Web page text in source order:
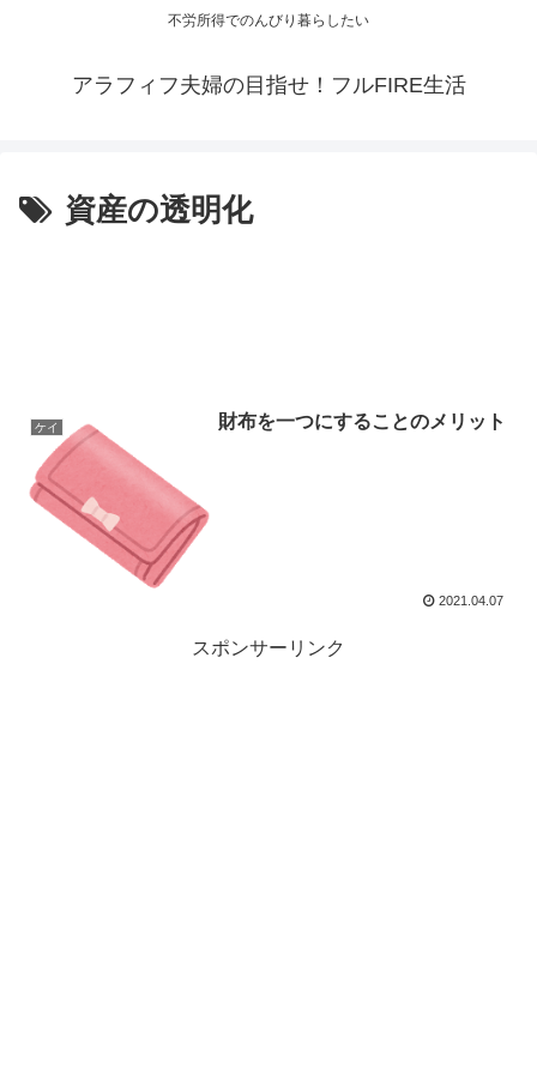
不労所得でのんびり暮らしたい
アラフィフ夫婦の目指せ！フルFIRE生活
資産の透明化
ケイ 財布を一つにすることのメリット
2021.04.07
スポンサーリンク